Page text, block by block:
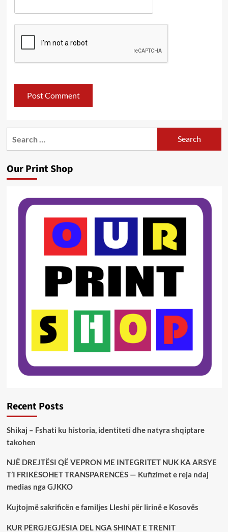
Our Print Shop
Recent Posts
Shikaj – Fshati ku historia, identiteti dhe natyra shqiptare
takohen
NJË DREJTËSI QË VEPRON ME INTEGRITET NUK KA ARSYE
T’I FRIKËSOHET TRANSPARENCËS — Kufizimet e reja ndaj
medias nga GJKKO
Kujtojmë sakrificën e familjes Lleshi për lirinë e Kosovës
KUR PËRGJEGJËSIA DEL NGA SHINAT E TRENIT